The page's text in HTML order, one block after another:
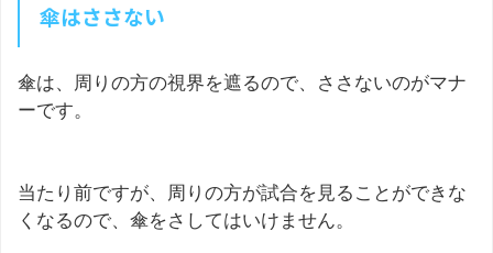
傘はささない
傘は、周りの方の視界を遮るので、ささないのがマナ
ーです。
当たり前ですが、周りの方が試合を見ることができな
くなるので、傘をさしてはいけません。